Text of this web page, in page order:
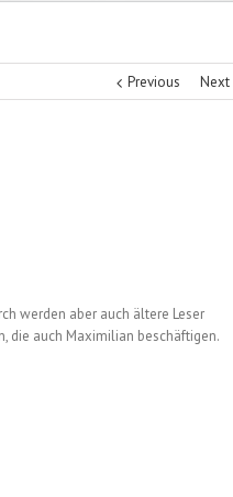
Previous Next
werden aber auch ältere Leser
die auch Maximilian beschäftigen.